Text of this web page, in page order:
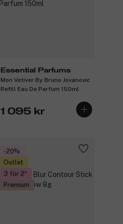
Essential Parfums
Mon Vetiver By Bruno Jovanovic
Refill Eau De Parfum 150ml
1 095 kr
-20%
Outlet
3 för 2
Premium